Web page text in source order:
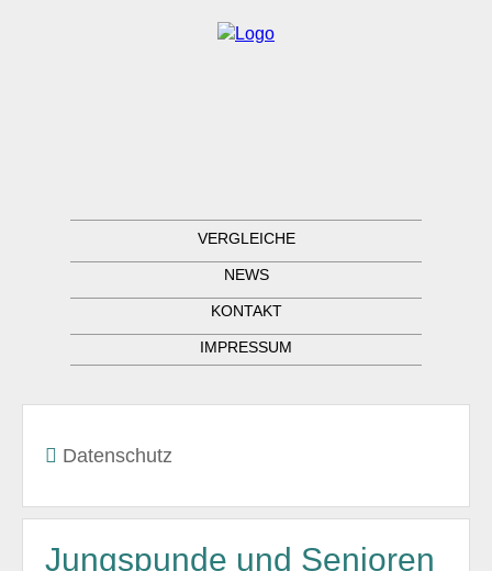
VERGLEICHE
NEWS
KONTAKT
IMPRESSUM
Datenschutz
Jungspunde und Senioren